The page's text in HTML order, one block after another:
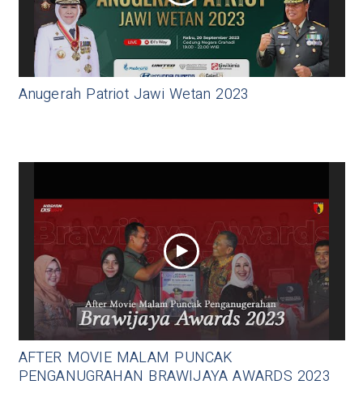
Anugerah Patriot Jawi Wetan 2023
AFTER MOVIE MALAM PUNCAK
PENGANUGRAHAN BRAWIJAYA AWARDS 2023